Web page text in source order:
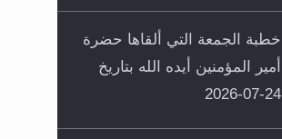
خطبة الجمعة التي ألقاها حضرة
أمير المؤمنين أيده الله بتاريخ
24-07-2026